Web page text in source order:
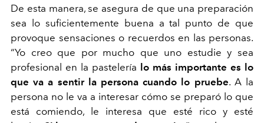
De esta manera, se asegura de que una preparación
sea lo suficientemente buena a tal punto de que
provoque sensaciones o recuerdos en las personas.
“Yo creo que por mucho que uno estudie y sea
profesional en la pastelería lo más importante es lo
que va a sentir la persona cuando lo pruebe. A la
persona no le va a interesar cómo se preparó lo que
está comiendo, le interesa que esté rico y esté